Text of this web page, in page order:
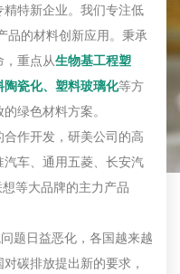
特新企业。我们专注低
品的材料创新应用。秉承
重点从生物基工程塑
瓷化、塑料玻璃化等方
绿色材料方案。
作开发，研美公司的高
车、通用五菱、长安汽
等大品牌的主力产品
题日益恶化，各国越来越
碳排放提出新的要求，